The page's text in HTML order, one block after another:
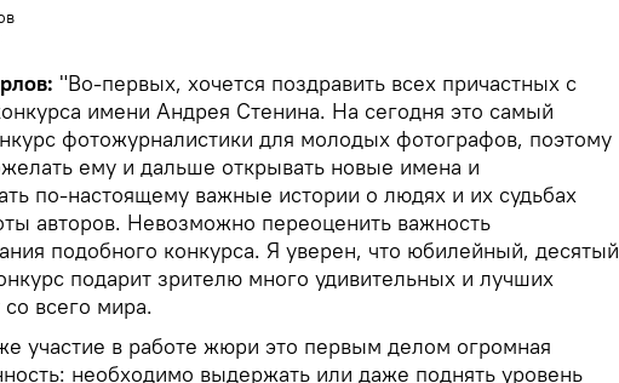
"Во-первых, хочется поздравить всех причастных с
имени Андрея Стенина. На сегодня это самый
фотожурналистики для молодых фотографов, поэтому
ему и дальше открывать новые имена и
по-настоящему важные истории о людях и их судьбах
авторов. Невозможно переоценить важность
подобного конкурса. Я уверен, что юбилейный, десятый
подарит зрителю много удивительных и лучших
всего мира.
участие в работе жюри это первым делом огромная
необходимо выдержать или даже поднять уровень